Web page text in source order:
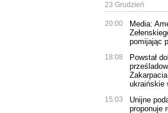
23 Grudzień
20:00
Media:
pomijając
18:08
Powstał
ukraińskie
15:03
Unijne
proponuje